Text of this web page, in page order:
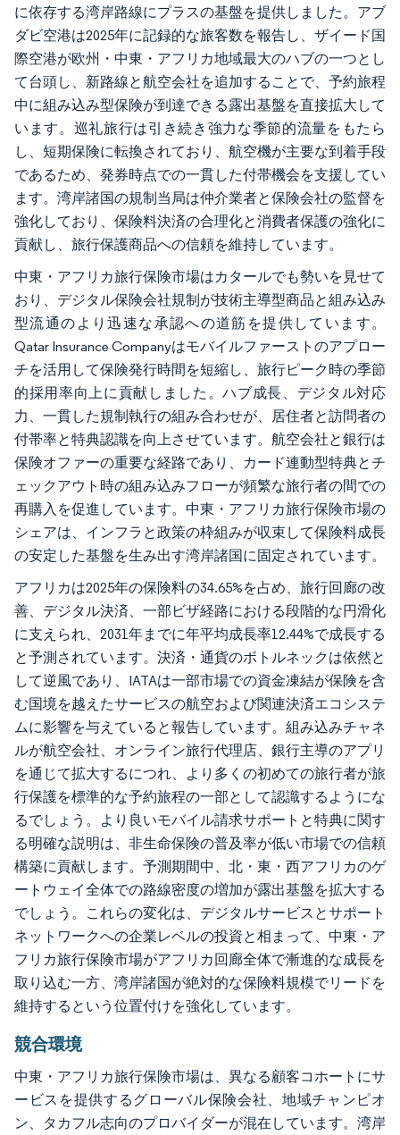
に依存する湾岸路線にプラスの基盤を提供しました。アブ
ダビ空港は2025年に記録的な旅客数を報告し、ザイード国
際空港が欧州・中東・アフリカ地域最大のハブの一つとし
て台頭し、新路線と航空会社を追加することで、予約旅程
中に組み込み型保険が到達できる露出基盤を直接拡大して
います。巡礼旅行は引き続き強力な季節的流量をもたら
し、短期保険に転換されており、航空機が主要な到着手段
であるため、発券時点での一貫した付帯機会を支援してい
ます。湾岸諸国の規制当局は仲介業者と保険会社の監督を
強化しており、保険料決済の合理化と消費者保護の強化に
貢献し、旅行保護商品への信頼を維持しています。
中東・アフリカ旅行保険市場はカタールでも勢いを見せて
おり、デジタル保険会社規制が技術主導型商品と組み込み
型流通のより迅速な承認への道筋を提供しています。
Qatar Insurance Companyはモバイルファーストのアプロー
チを活用して保険発行時間を短縮し、旅行ピーク時の季節
的採用率向上に貢献しました。ハブ成長、デジタル対応
力、一貫した規制執行の組み合わせが、居住者と訪問者の
付帯率と特典認識を向上させています。航空会社と銀行は
保険オファーの重要な経路であり、カード連動型特典とチ
ェックアウト時の組み込みフローが頻繁な旅行者の間での
再購入を促進しています。中東・アフリカ旅行保険市場の
シェアは、インフラと政策の枠組みが収束して保険料成長
の安定した基盤を生み出す湾岸諸国に固定されています。
アフリカは2025年の保険料の34.65%を占め、旅行回廊の改
善、デジタル決済、一部ビザ経路における段階的な円滑化
に支えられ、2031年までに年平均成長率12.44%で成長する
と予測されています。決済・通貨のボトルネックは依然と
して逆風であり、IATAは一部市場での資金凍結が保険を含
む国境を越えたサービスの航空および関連決済エコシステ
ムに影響を与えていると報告しています。組み込みチャネ
ルが航空会社、オンライン旅行代理店、銀行主導のアプリ
を通じて拡大するにつれ、より多くの初めての旅行者が旅
行保護を標準的な予約旅程の一部として認識するようにな
るでしょう。より良いモバイル請求サポートと特典に関す
る明確な説明は、非生命保険の普及率が低い市場での信頼
構築に貢献します。予測期間中、北・東・西アフリカのゲ
ートウェイ全体での路線密度の増加が露出基盤を拡大する
でしょう。これらの変化は、デジタルサービスとサポート
ネットワークへの企業レベルの投資と相まって、中東・ア
フリカ旅行保険市場がアフリカ回廊全体で漸進的な成長を
取り込む一方、湾岸諸国が絶対的な保険料規模でリードを
維持するという位置付けを強化しています。
競合環境
中東・アフリカ旅行保険市場は、異なる顧客コホートにサ
ービスを提供するグローバル保険会社、地域チャンピオ
ン、タカフル志向のプロバイダーが混在しています。湾岸